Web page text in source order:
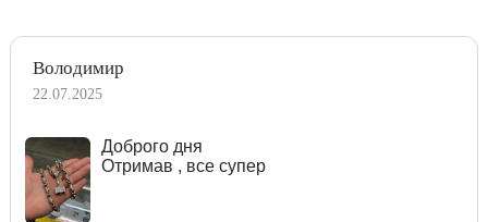
Володимир
22.07.2025
Доброго дня
Отримав , все супер